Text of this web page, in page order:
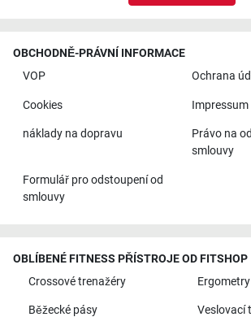
OBCHODNĚ-PRÁVNÍ INFORMACE
VOP
Ochrana
Cookies Impressum
náklady na dopravu
Právo na
smlouvy
Formulář pro odstoupení od
smlouvy
OBLÍBENÉ FITNESS PŘÍSTROJE OD FITSHOP
Crossové trenažéry
Ergometry
Běžecké pásy Veslovací